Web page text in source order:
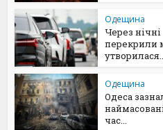
Одещина
Через нічні
перекрили
Одещина
Одеса
час...